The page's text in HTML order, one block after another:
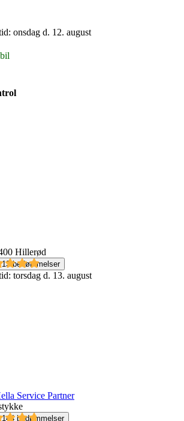
onsdag d. 12. august
Hillerød
13 bedømmelser
torsdag d. 13. august
Service Partner
144 bedømmelser